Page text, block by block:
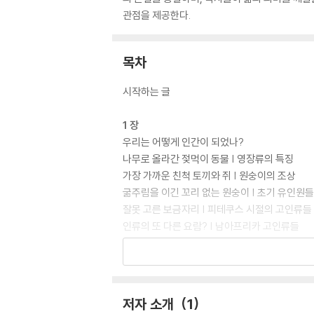
관점을 제공한다.
목차
시작하는 글
1 장
우리는 어떻게 인간이 되었나?
나무로 올라간 젖먹이 동물 | 영장류의 특징
가장 가까운 친척 토끼와 쥐 | 원숭이의 조상
굶주림을 이긴 꼬리 없는 원숭이 | 초기 유인원들
잘못 고른 보금자리 | 피테쿠스 시절의 고인류들
인류의 또 다른 요람? | 남아프리카 고인류들
잃어버린 고리 | 호모 직전의 중간종
야채 혐오와 육식 본능 | 커진 두뇌
저자 소개 1